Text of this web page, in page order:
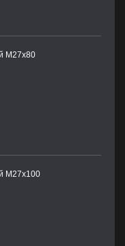
М27х80
М27х100